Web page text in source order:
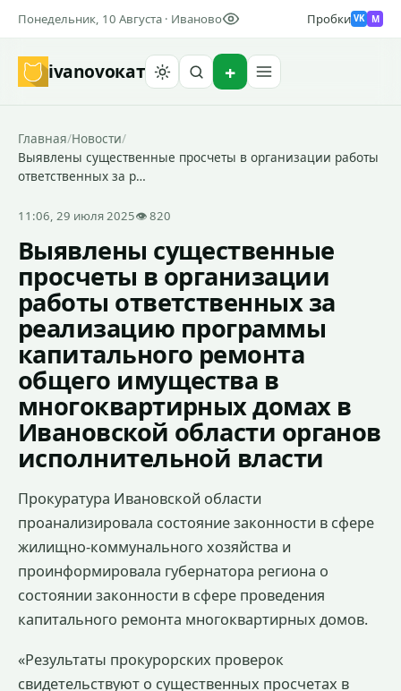
Понедельник, 10 Августа · Иваново Пробки VK M
ivanovoкат
Главная/Новости/
Выявлены существенные просчеты в организации работы
ответственных за р…
11:06, 29 июля 2025👁 820
Выявлены существенные
просчеты в организации
работы ответственных за
реализацию программы
капитального ремонта
общего имущества в
многоквартирных домах в
Ивановской области органов
исполнительной власти
Прокуратура Ивановской области
проанализировала состояние законности в сфере
жилищно-коммунального хозяйства и
проинформировала губернатора региона о
состоянии законности в сфере проведения
капитального ремонта многоквартирных домов.
«Результаты прокурорских проверок
свидетельствуют о существенных просчетах в